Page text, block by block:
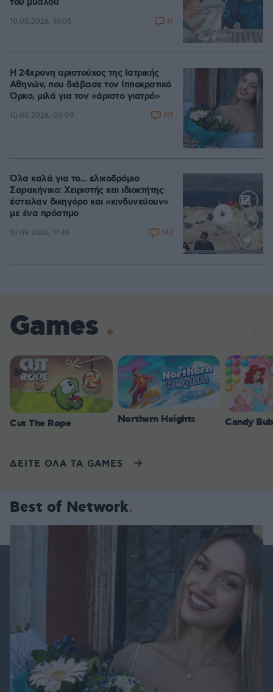
10.08.2026, 16:05 11
Η 24χρονη αριστούχος της Ιατρικής
Αθηνών, που διάβασε τον Ιπποκρατικό
Όρκο, μιλά για τον «άριστο γιατρό»
10.08.2026, 08:09 117
Loaded
Όλα καλά για το... ελικοδρόμιο
Σαρακήνικο: Χειριστής και ιδιοκτήτης
έστειλαν δικηγόρο και «κινδυνεύουν»
με ένα πρόστιμο
10.08.2026, 11:46 143
Games
Cut The Rope Northern Heights Candy
ΔΕΙΤΕ ΟΛΑ ΤΑ GAMES
Best of Network